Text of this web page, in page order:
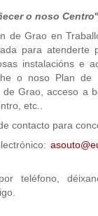
o noso Centro
de Grao en
para atenderte
instalacións e
o noso Plan de
Grao, acceso a
etc..
contacto para
teléfono,